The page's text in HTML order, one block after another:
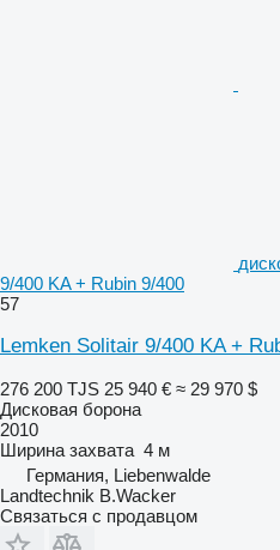
9/400 KA + Rubin 9/400
57
Lemken Solitair 9/400 KA +
276 200 TJS 25 940 € ≈ 29 970 $
Дисковая борона
2010
Ширина захвата 4 м
Германия, Liebenwalde
Landtechnik B.Wacker
Связаться с продавцом